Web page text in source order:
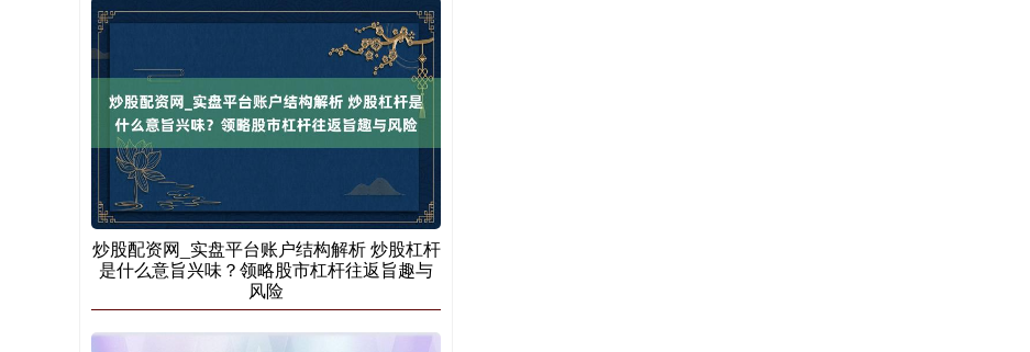
创业板指 3515.56 -19.58 -0.55%
基金指数 -0.02%
炒股配资网_实盘平台账户结构解析 炒股杠杆
是什么意旨兴味？领略股市杠杆往返旨趣与
风险